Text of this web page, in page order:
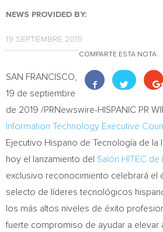
NEWS PROVIDED BY:
19 SEPTIEMBRE 2019
COMPARTE ESTA NOTA
SAN FRANCISCO
19 de septiembre
de 2019 /PRNewswire-HISPANIC PR
Information Technology Executive
Ejecutivo Hispano de Tecnología de la
hoy el lanzamiento del Salón HITEC de
exclusivo reconocimiento celebrará el
selecto de líderes tecnológicos
los más altos niveles de éxito
fuerte compromiso de ayudar a elevar